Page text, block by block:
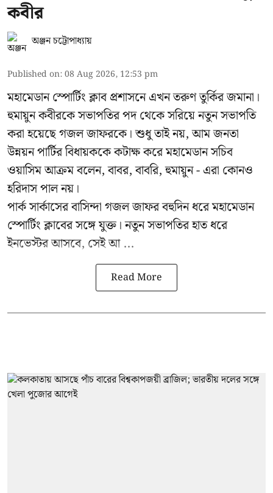
কবীর
অঞ্জন চট্টোপাধ্যায়
Published on:08 Aug 2026, 12:53 pm
মহামেডান স্পোর্টিং ক্লাব প্রশাসনে এখন তরুণ তুর্কির জমানা।
হুমায়ুন কবীরকে সভাপতির পদ থেকে সরিয়ে নতুন সভাপতি
করা হয়েছে গজল জাফরকে। শুধু তাই নয়, আম জনতা
উন্নয়ন পার্টির বিধায়ককে কটাক্ষ করে মহামেডান সচিব
ওয়াসিম আক্রম বলেন, বাবর, বাবরি, হুমায়ুন - এরা কোনও
হরিদাস পাল নয়।
পার্ক সার্কাসের বাসিন্দা গজল জাফর বহুদিন ধরে মহামেডান
স্পোর্টিং ক্লাবের সঙ্গে যুক্ত। নতুন সভাপতির হাত ধরে
ইনভেস্টর আসবে, সেই আ ...
Read More